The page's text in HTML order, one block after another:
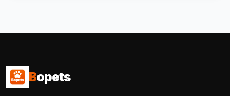
Bopets